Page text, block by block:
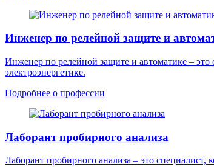
Инженер по релейной защите и
Инженер по релейной защите и автоматике – это
электроэнергетике.
Подробнее о профессии
Лаборант пробирного анализа
Лаборант пробирного анализа – это специалист,